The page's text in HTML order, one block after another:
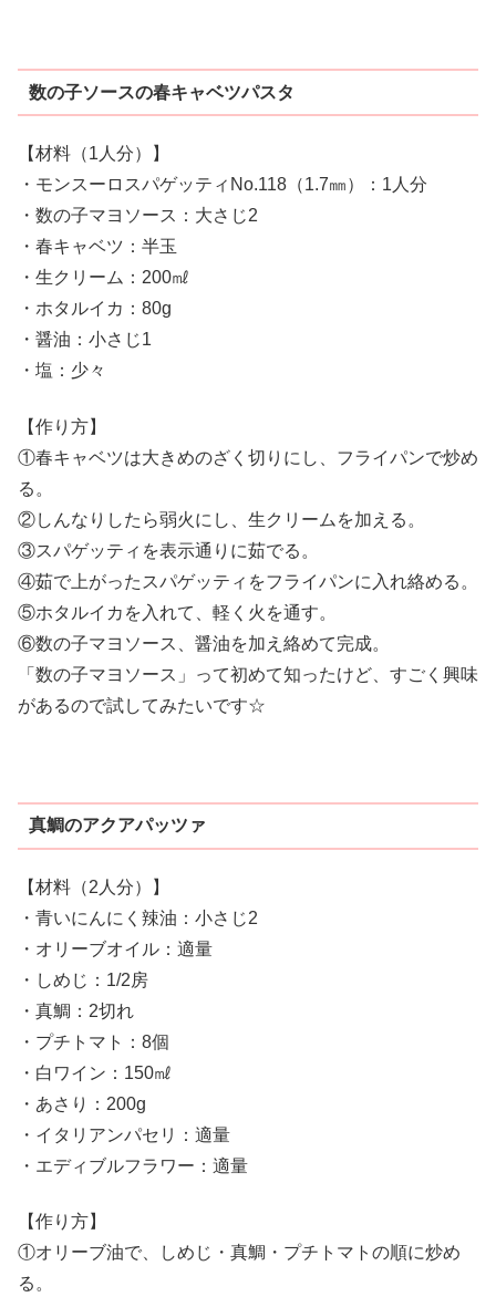
数の子ソースの春キャベツパスタ
【材料（1人分）】
・モンスーロスパゲッティNo.118（1.7㎜）：1人分
・数の子マヨソース：大さじ2
・春キャベツ：半玉
・生クリーム：200㎖
・ホタルイカ：80g
・醤油：小さじ1
・塩：少々
【作り方】
①春キャベツは大きめのざく切りにし、フライパンで炒め
る。
②しんなりしたら弱火にし、生クリームを加える。
③スパゲッティを表示通りに茹でる。
④茹で上がったスパゲッティをフライパンに入れ絡める。
⑤ホタルイカを入れて、軽く火を通す。
⑥数の子マヨソース、醤油を加え絡めて完成。
「数の子マヨソース」って初めて知ったけど、すごく興味
があるので試してみたいです☆
真鯛のアクアパッツァ
【材料（2人分）】
・青いにんにく辣油：小さじ2
・オリーブオイル：適量
・しめじ：1/2房
・真鯛：2切れ
・プチトマト：8個
・白ワイン：150㎖
・あさり：200g
・イタリアンパセリ：適量
・エディブルフラワー：適量
【作り方】
①オリーブ油で、しめじ・真鯛・プチトマトの順に炒め
る。